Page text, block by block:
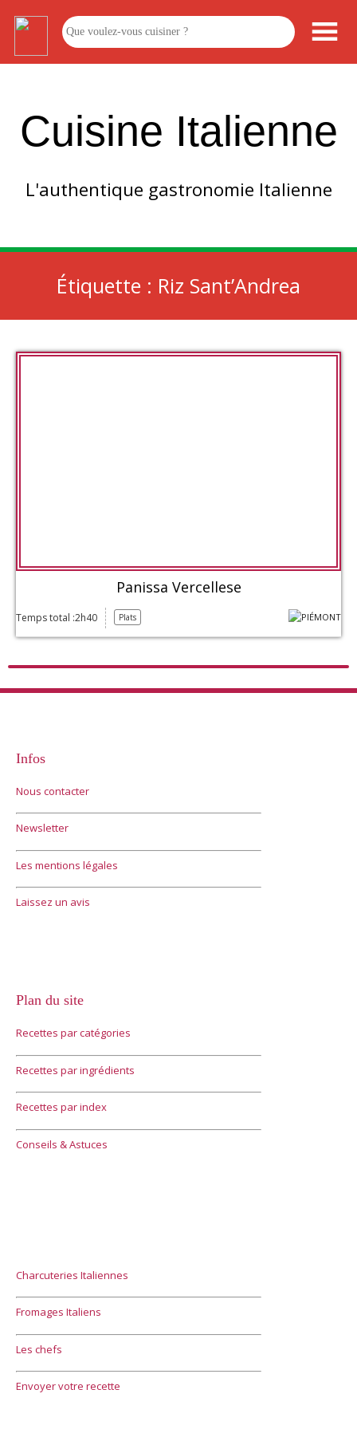
Cuisine Italienne
L'authentique gastronomie Italienne
Étiquette : Riz Sant’Andrea
Panissa Vercellese
Temps total :2h40 Plats
Infos
Nous contacter
Newsletter
Les mentions légales
Laissez un avis
Plan du site
Recettes par catégories
Recettes par ingrédients
Recettes par index
Conseils & Astuces
Charcuteries Italiennes
Fromages Italiens
Les chefs
Envoyer votre recette